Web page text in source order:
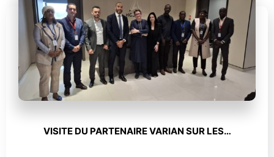
VISITE DU PARTENAIRE VARIAN SUR LES…